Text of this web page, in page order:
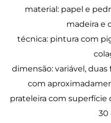
material: papel e
madeira e
técnica: pintura com
dimensão: variável, duas
com
prateleira com superfície
30